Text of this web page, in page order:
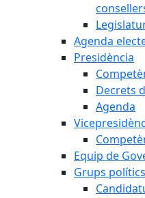
Agenda
Presidència
Decrets
Agenda
Equip de
Grups